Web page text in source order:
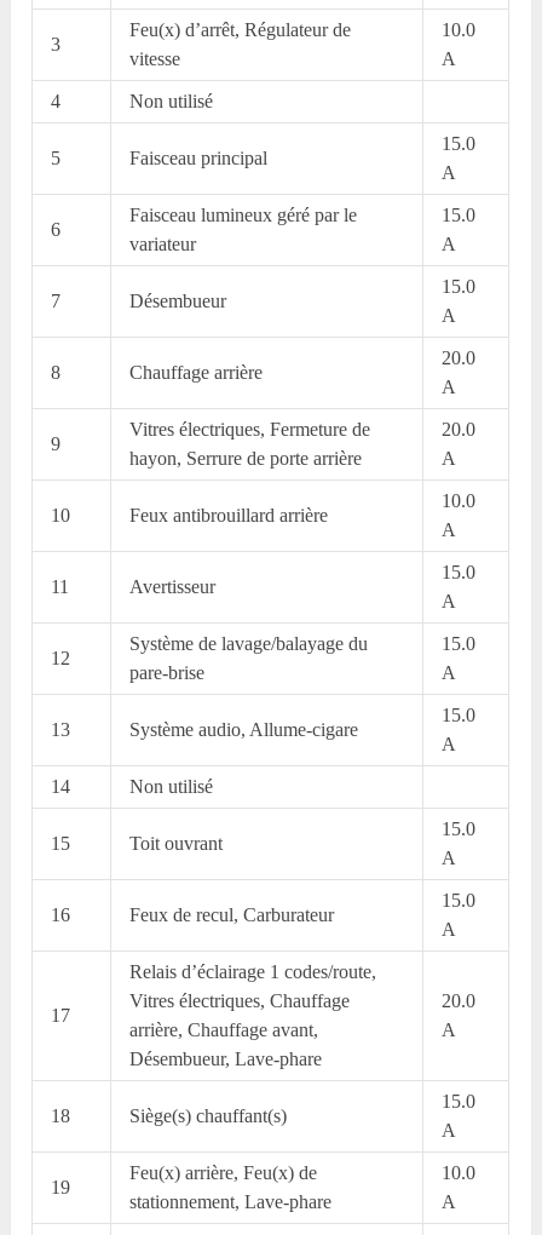
3
Feu(x) d’arrêt, Régulateur de
vitesse
10.0
A
4 Non utilisé
5 Faisceau principal
15.0
A
6
Faisceau lumineux géré par le
variateur
15.0
A
7 Désembueur
15.0
A
8 Chauffage arrière
20.0
A
9
Vitres électriques, Fermeture de
hayon, Serrure de porte arrière
20.0
A
10 Feux antibrouillard arrière
10.0
A
11 Avertisseur
15.0
A
12
Système de lavage/balayage du
pare-brise
15.0
A
13 Système audio, Allume-cigare
15.0
A
14 Non utilisé
15 Toit ouvrant
15.0
A
16 Feux de recul, Carburateur
15.0
A
17
Relais d’éclairage 1 codes/route,
Vitres électriques, Chauffage
arrière, Chauffage avant,
Désembueur, Lave-phare
20.0
A
18 Siège(s) chauffant(s)
15.0
A
19
Feu(x) arrière, Feu(x) de
stationnement, Lave-phare
10.0
A